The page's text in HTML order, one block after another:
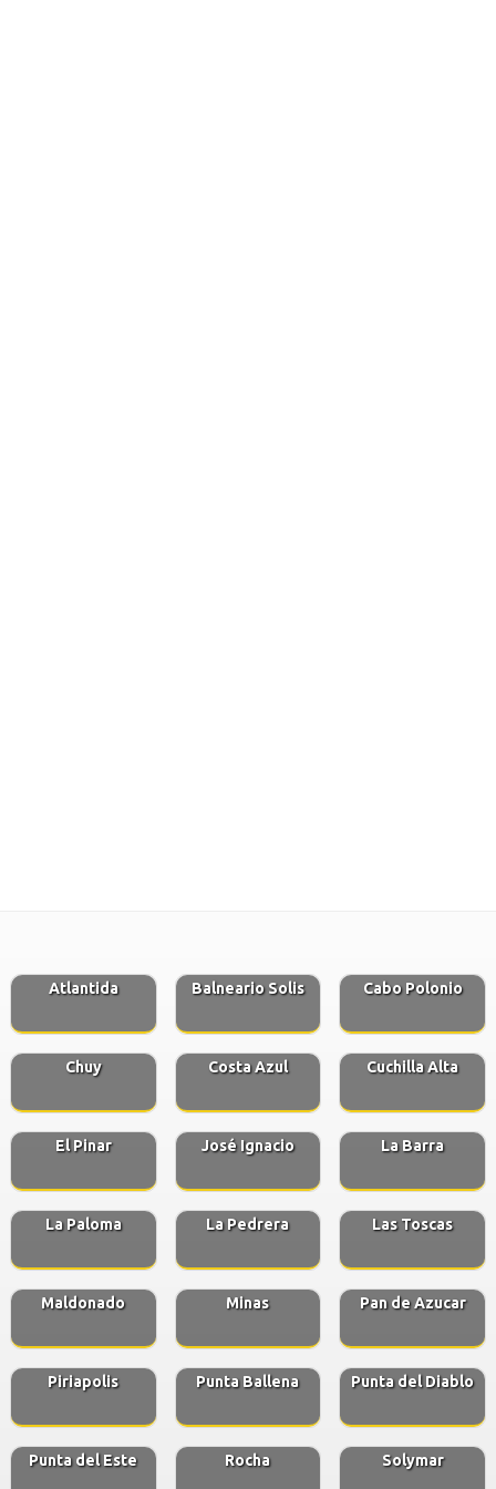
Atlantida Balneario Solis Cabo Polonio
Chuy Costa Azul Cuchilla Alta
El Pinar José Ignacio La Barra
La Paloma La Pedrera Las Toscas
Maldonado Minas Pan de Azucar
Piriapolis Punta Ballena Punta del Diablo
Punta del Este Rocha Solymar